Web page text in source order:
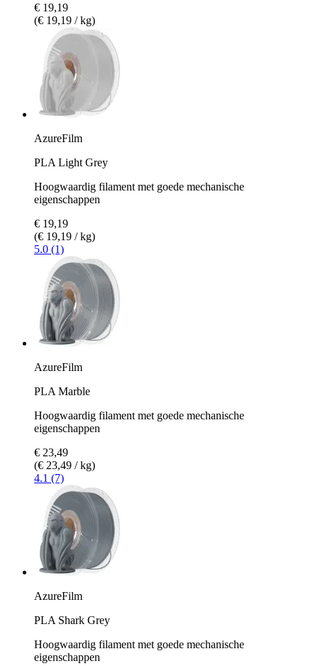
€ 19,19
(€ 19,19 / kg)
AzureFilm
PLA Light Grey
Hoogwaardig filament met goede mechanische
eigenschappen
€ 19,19
(€ 19,19 / kg)
5.0 (1)
AzureFilm
PLA Marble
Hoogwaardig filament met goede mechanische
eigenschappen
€ 23,49
(€ 23,49 / kg)
4.1 (7)
AzureFilm
PLA Shark Grey
Hoogwaardig filament met goede mechanische
eigenschappen